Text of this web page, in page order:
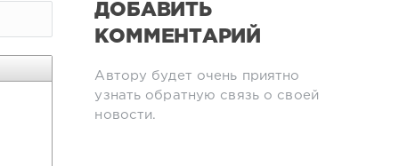
ДОБАВИТЬ
КОММЕНТАРИЙ
Автору будет очень приятно
узнать обратную связь о своей
новости.